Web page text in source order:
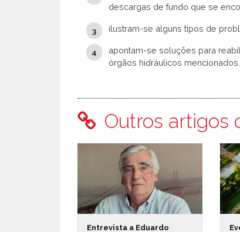
descargas de fundo que se
ilustram-se alguns tipos de
apontam-se soluções para
órgãos hidráulicos mencionados.
Outros artigos
Entrevista a Eduardo